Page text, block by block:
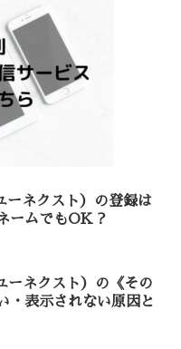
ネクスト）の登録は
ームでもOK？
ネクスト）の《その
・表示されない原因と